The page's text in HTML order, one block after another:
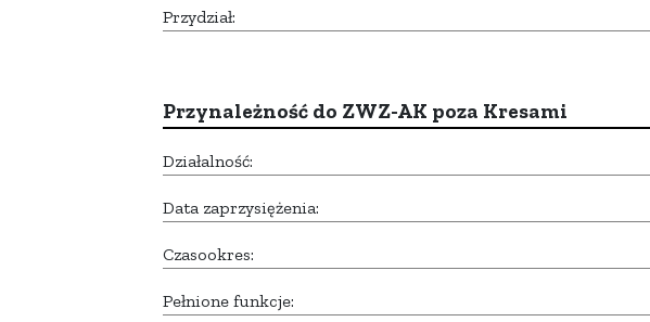
Przydział:
Przynależność do ZWZ-AK poza Kresami
Działalność:
Data zaprzysiężenia:
Czasookres:
Pełnione funkcje: